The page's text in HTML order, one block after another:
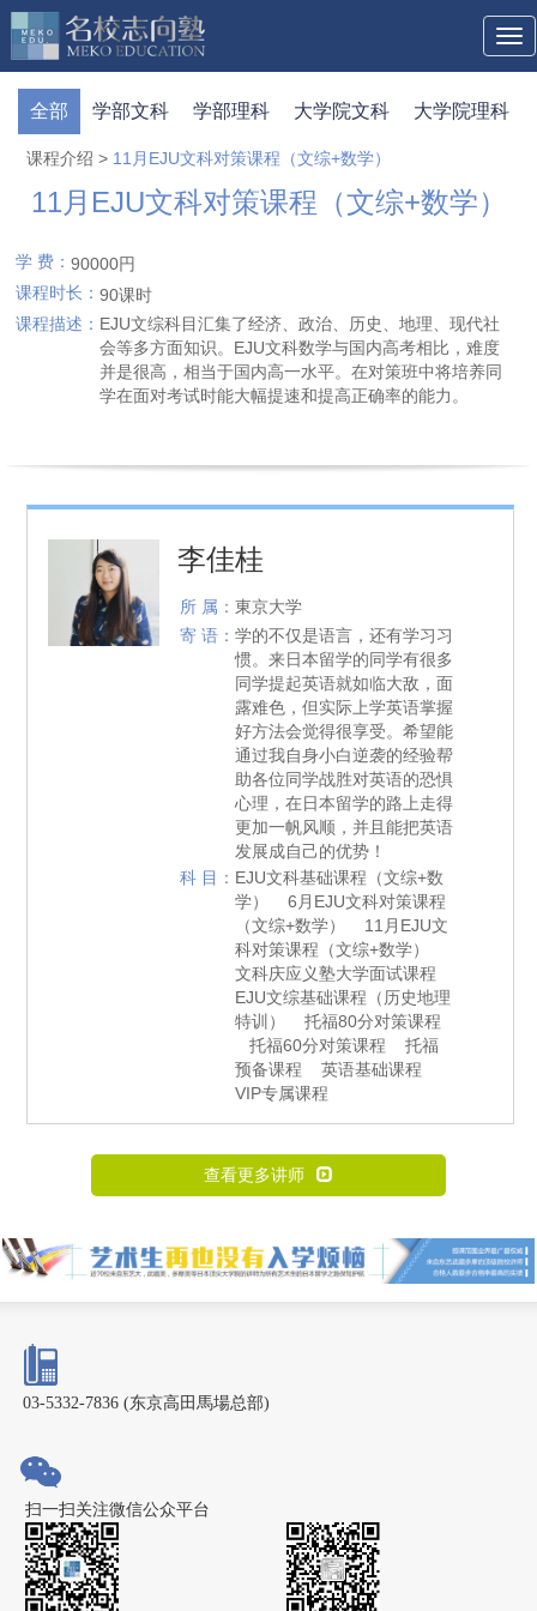
全部 学部文科 学部理科 大学院文科 大学院理科
课程介绍 > 11月EJU文科对策课程（文综+数学）
11月EJU文科对策课程（文综+数学）
学 费： 90000円
课程时长： 90课时
课程描述： EJU文综科目汇集了经济、政治、历史、地理、现代社
会等多方面知识。EJU文科数学与国内高考相比，难度
并是很高，相当于国内高一水平。在对策班中将培养同
学在面对考试时能大幅提速和提高正确率的能力。
李佳桂
所 属： 東京大学
寄 语： 学的不仅是语言，还有学习习
惯。来日本留学的同学有很多
同学提起英语就如临大敌，面
露难色，但实际上学英语掌握
好方法会觉得很享受。希望能
通过我自身小白逆袭的经验帮
助各位同学战胜对英语的恐惧
心理，在日本留学的路上走得
更加一帆风顺，并且能把英语
发展成自己的优势！
科 目： EJU文科基础课程（文综+数
学） 6月EJU文科对策课程
（文综+数学） 11月EJU文
科对策课程（文综+数学）
文科庆应义塾大学面试课程
EJU文综基础课程（历史地理
特训） 托福80分对策课程
托福60分对策课程 托福
预备课程 英语基础课程
VIP专属课程
查看更多讲师
03-5332-7836 (东京高田馬場总部)
扫一扫关注微信公众平台